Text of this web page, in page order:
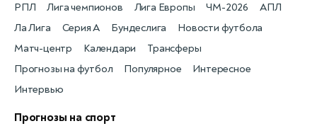
Новости футбола
РПЛ
Матч-центр
Лига чемпионов
Календари
Лига Европы
Трансферы
ЧМ-2026
Прогнозы на футбол
АПЛ
Популярное
Ла Лига
Интересное
Серия А
Интервью
Бундеслига
Прогнозы на спорт